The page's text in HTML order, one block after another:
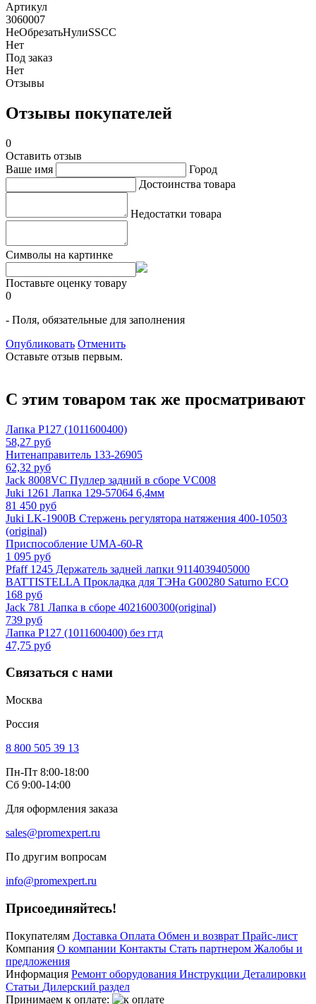
Артикул
3060007
НеОбрезатьНулиSSCC
Нет
Под заказ
Нет
Отзывы
Отзывы покупателей
0
Оставить отзыв
Ваше имя
Город
Достоинства товара
Недостатки товара
Символы на картинке
Поставьте оценку товару
0
- Поля, обязательные для заполнения
Опубликовать Отменить
Оставьте отзыв первым.
С этим товаром так же просматривают
Лапка P127 (1011600400)
58,27 руб
Нитенаправитель 133-26905
62,32 руб
Jack 8008VC Пуллер задний в сборе VC008
Juki 1261 Лапка 129-57064 6,4мм
81 450 руб
Juki LK-1900B Стержень регулятора натяжения 400-10503
(original)
Приспособление UMA-60-R
1 095 руб
Pfaff 1245 Держатель задней лапки 9114039405000
BATTISTELLA Прокладка для ТЭНа G00280 Saturno ECO
168 руб
Jack 781 Лапка в сборе 4021600300(original)
739 руб
Лапка P127 (1011600400) без гтд
47,75 руб
Связаться с нами
Москва
Россия
8 800 505 39 13
Пн-Пт 8:00-18:00
Сб 9:00-14:00
Для оформления заказа
sales@promexpert.ru
По другим вопросам
info@promexpert.ru
Присоединяйтесь!
Покупателям Доставка Оплата Обмен и возврат Прайс-лист
Компания О компании Контакты Стать партнером Жалобы и
предложения
Информация Ремонт оборудования Инструкции Деталировки
Статьи Дилерский раздел
Принимаем к оплате: